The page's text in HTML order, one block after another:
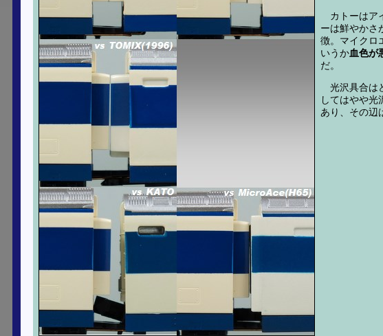
カトーはア
ーは鮮やかさ
徴。マイクロ
いうか血色が
だ。
光沢具合は
してはやや光
あり、その辺